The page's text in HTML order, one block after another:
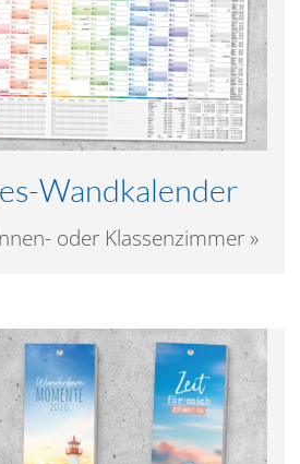
Wandkalender
oder Klassenzimmer »